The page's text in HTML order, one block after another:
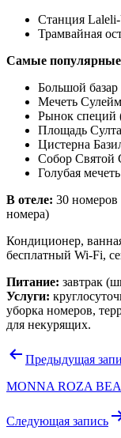
Станция
Трамвайная
Самые популярные
Большой
Мечеть
Рынок специй
Площадь
Цистерна
Собор Святой
Голубая
В отеле: 30 номеров
номера)
Кондиционер,
бесплатный Wi-Fi,
Питание: завтрак
Услуги:
уборка номеров,
для некурящих.
Навигация
записям
Предыдущая
MONNA ROZA
Следующая запись